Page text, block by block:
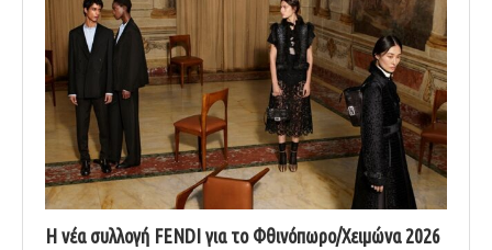
Η νέα συλλογή FENDI για το Φθινόπωρο/Χειμώνα 2026